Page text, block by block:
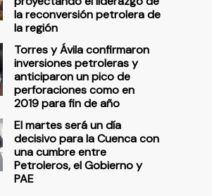
la reconversión petrolera de
la región
Torres y Ávila confirmaron
inversiones petroleras y
anticiparon un pico de
perforaciones como en
2019 para fin de año
El martes será un día
decisivo para la Cuenca con
una cumbre entre
Petroleros, el Gobierno y
PAE